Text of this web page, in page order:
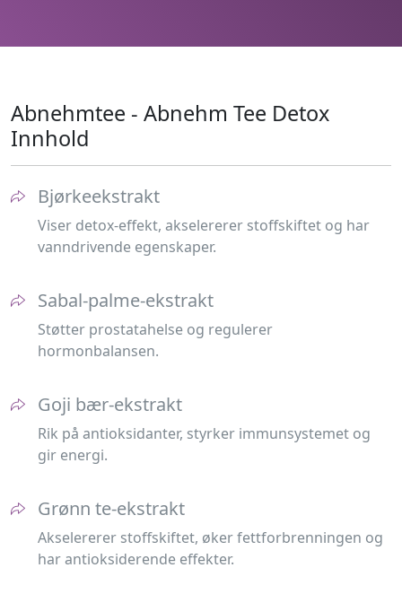
Abnehmtee - Abnehm Tee Detox
Innhold
Bjørkeekstrakt
Viser detox-effekt, akselererer stoffskiftet og har
vanndrivende egenskaper.
Sabal-palme-ekstrakt
Støtter prostatahelse og regulerer
hormonbalansen.
Goji bær-ekstrakt
Rik på antioksidanter, styrker immunsystemet og
gir energi.
Grønn te-ekstrakt
Akselererer stoffskiftet, øker fettforbrenningen og
har antioksiderende effekter.